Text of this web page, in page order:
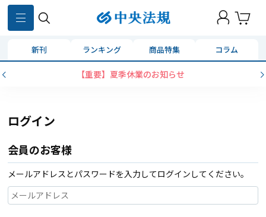
新刊 ランキング 商品特集 コラム
【重要】夏季休業のお知らせ
ログイン
会員のお客様
メールアドレスとパスワードを入力してログインしてください。